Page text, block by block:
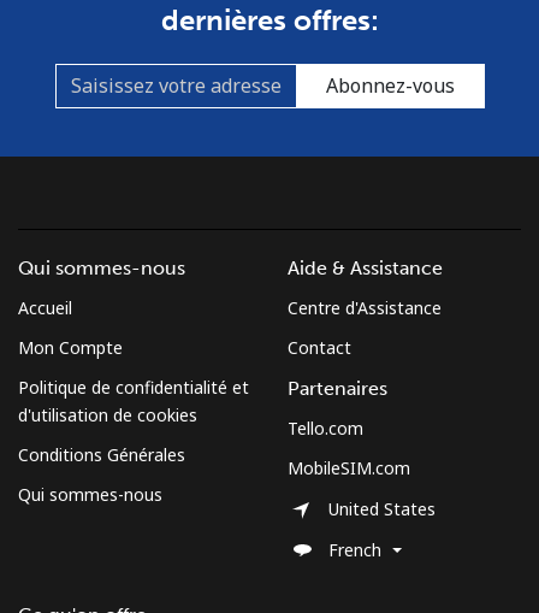
dernières offres:
Abonnez-vous
Qui sommes-nous
Accueil
Mon Compte
Politique de confidentialité et
d'utilisation de cookies
Conditions Générales
Qui sommes-nous
Aide & Assistance
Centre d'Assistance
Contact
Partenaires
Tello.com
MobileSIM.com
United States
French